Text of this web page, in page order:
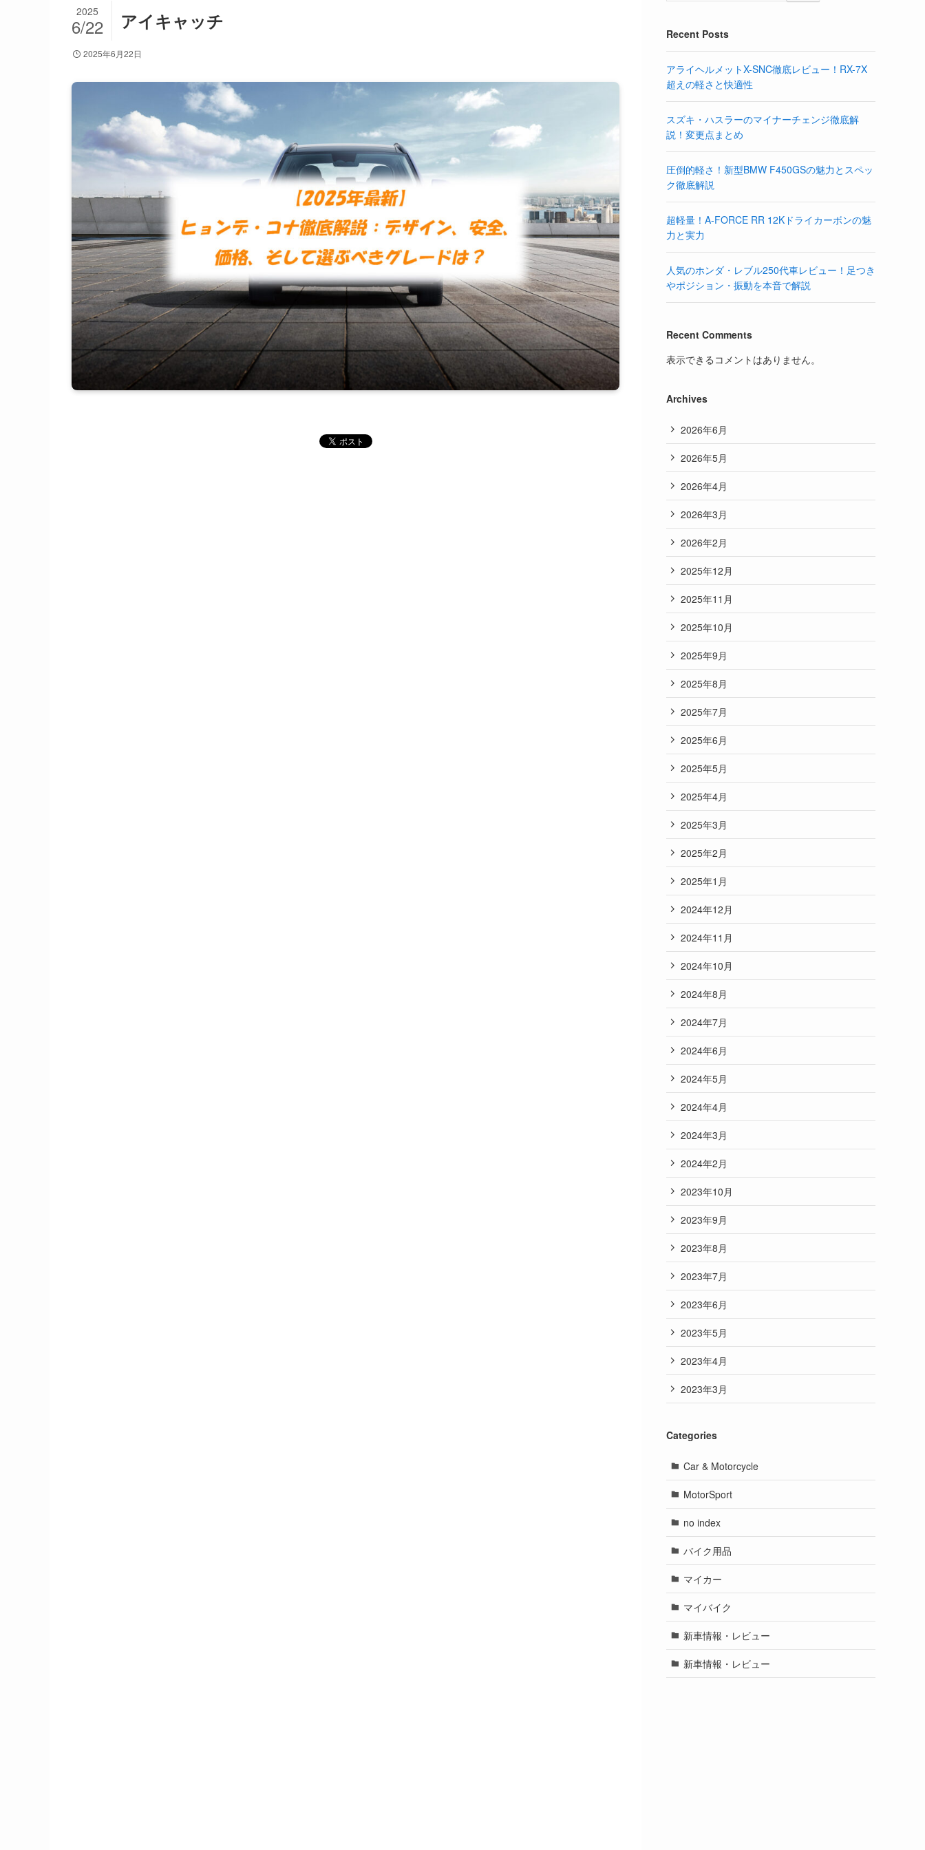
アイキャッチ
2025
6/22
2025年6月22日
Recent Posts
アライヘルメットX-SNC徹底レビュー！RX-7X
超えの軽さと快適性
スズキ・ハスラーのマイナーチェンジ徹底解
説！変更点まとめ
圧倒的軽さ！新型BMW F450GSの魅力とスペッ
ク徹底解説
超軽量！A-FORCE RR 12Kドライカーボンの魅
力と実力
人気のホンダ・レブル250代車レビュー！足つき
やポジション・振動を本音で解説
Recent Comments
表示できるコメントはありません。
Archives
2026年6月
2026年5月
2026年4月
2026年3月
2026年2月
2025年12月
2025年11月
2025年10月
2025年9月
2025年8月
2025年7月
2025年6月
2025年5月
2025年4月
2025年3月
2025年2月
2025年1月
2024年12月
2024年11月
2024年10月
2024年8月
2024年7月
2024年6月
2024年5月
2024年4月
2024年3月
2024年2月
2023年10月
2023年9月
2023年8月
2023年7月
2023年6月
2023年5月
2023年4月
2023年3月
Categories
Car & Motorcycle
MotorSport
no index
バイク用品
マイカー
マイバイク
新車情報・レビュー
新車情報・レビュー